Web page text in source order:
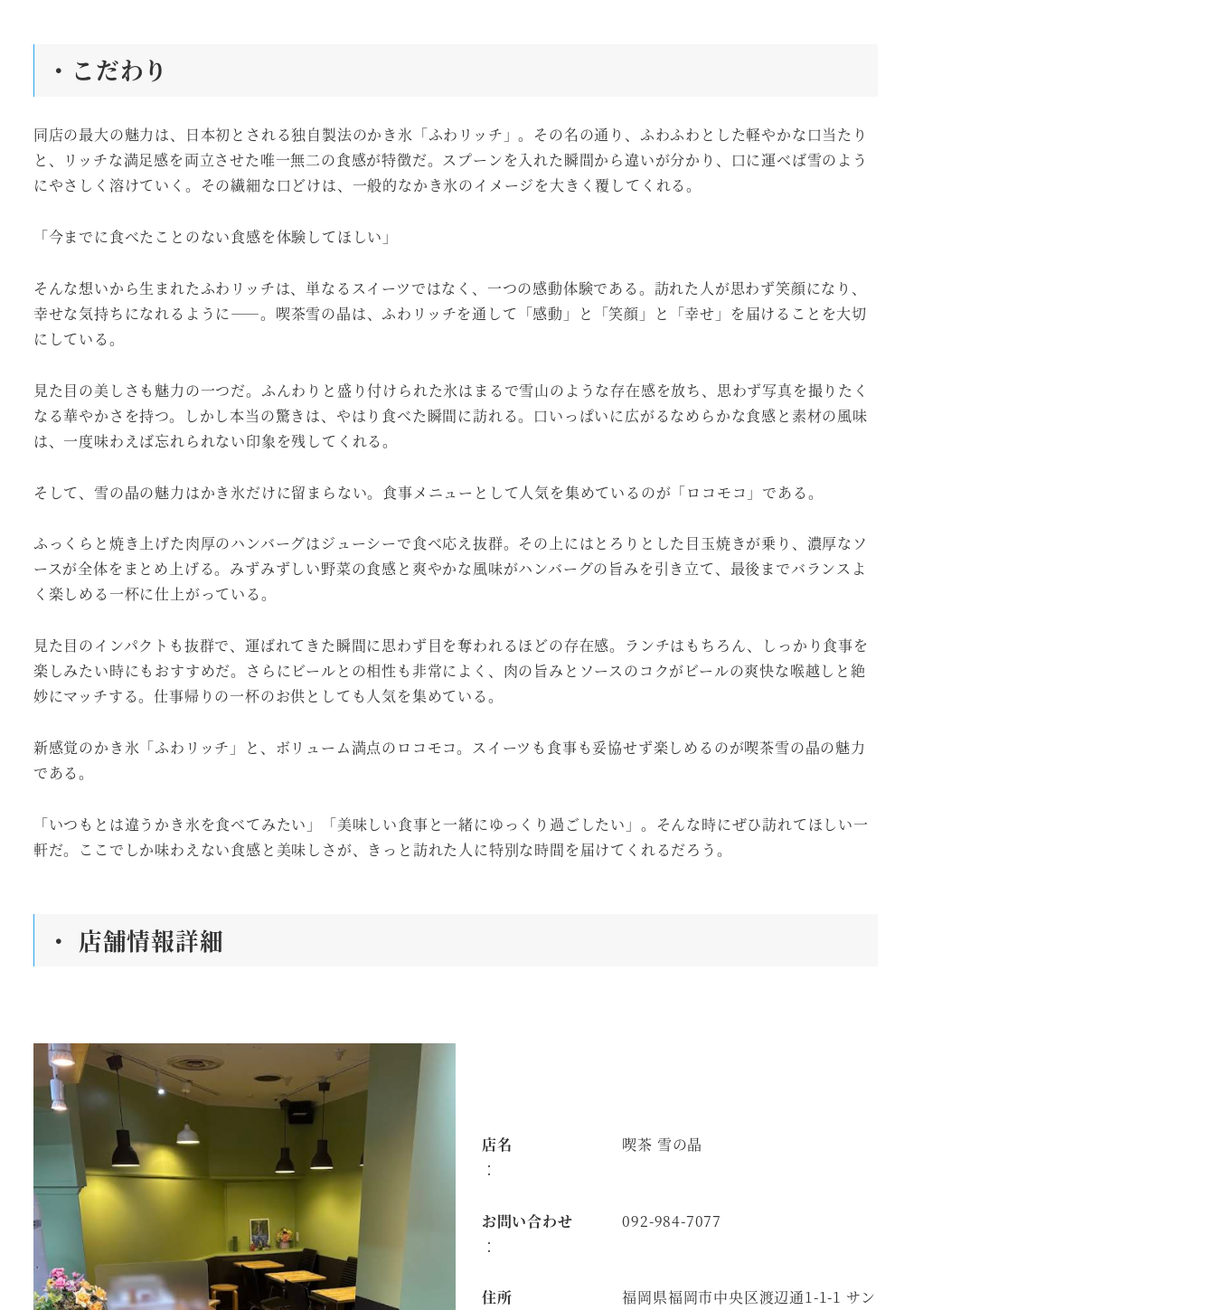
・こだわり
同店の最大の魅力は、日本初とされる独自製法のかき氷「ふわリッチ」。その名の通り、ふわふわとした軽やかな口当たり
と、リッチな満足感を両立させた唯一無二の食感が特徴だ。スプーンを入れた瞬間から違いが分かり、口に運べば雪のよう
にやさしく溶けていく。その繊細な口どけは、一般的なかき氷のイメージを大きく覆してくれる。
「今までに食べたことのない食感を体験してほしい」
そんな想いから生まれたふわリッチは、単なるスイーツではなく、一つの感動体験である。訪れた人が思わず笑顔になり、
幸せな気持ちになれるように――。喫茶雪の晶は、ふわリッチを通して「感動」と「笑顔」と「幸せ」を届けることを大切
にしている。
見た目の美しさも魅力の一つだ。ふんわりと盛り付けられた氷はまるで雪山のような存在感を放ち、思わず写真を撮りたく
なる華やかさを持つ。しかし本当の驚きは、やはり食べた瞬間に訪れる。口いっぱいに広がるなめらかな食感と素材の風味
は、一度味わえば忘れられない印象を残してくれる。
そして、雪の晶の魅力はかき氷だけに留まらない。食事メニューとして人気を集めているのが「ロコモコ」である。
ふっくらと焼き上げた肉厚のハンバーグはジューシーで食べ応え抜群。その上にはとろりとした目玉焼きが乗り、濃厚なソ
ースが全体をまとめ上げる。みずみずしい野菜の食感と爽やかな風味がハンバーグの旨みを引き立て、最後までバランスよ
く楽しめる一杯に仕上がっている。
見た目のインパクトも抜群で、運ばれてきた瞬間に思わず目を奪われるほどの存在感。ランチはもちろん、しっかり食事を
楽しみたい時にもおすすめだ。さらにビールとの相性も非常によく、肉の旨みとソースのコクがビールの爽快な喉越しと絶
妙にマッチする。仕事帰りの一杯のお供としても人気を集めている。
新感覚のかき氷「ふわリッチ」と、ボリューム満点のロコモコ。スイーツも食事も妥協せず楽しめるのが喫茶雪の晶の魅力
である。
「いつもとは違うかき氷を食べてみたい」「美味しい食事と一緒にゆっくり過ごしたい」。そんな時にぜひ訪れてほしい一
軒だ。ここでしか味わえない食感と美味しさが、きっと訪れた人に特別な時間を届けてくれるだろう。
・ 店舗情報詳細
店名
：
喫茶 雪の晶
お問い合わせ
：
092-984-7077
住所 福岡県福岡市中央区渡辺通1-1-1 サン